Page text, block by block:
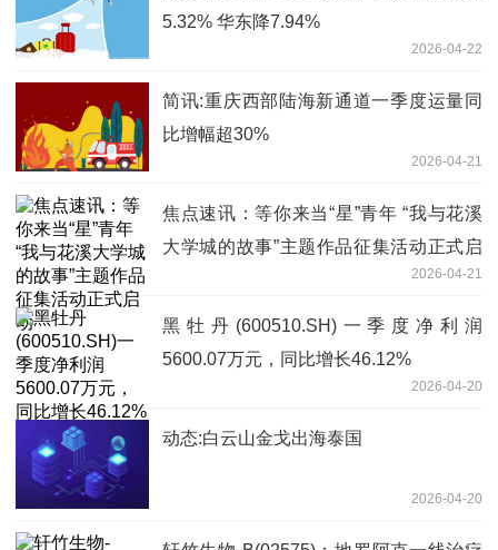
5.32% 华东降7.94%
2026-04-22
简讯:重庆西部陆海新通道一季度运量同
比增幅超30%
2026-04-21
焦点速讯：等你来当“星”青年 “我与花溪
大学城的故事”主题作品征集活动正式启
2026-04-21
黑牡丹(600510.SH)一季度净利润
5600.07万元，同比增长46.12%
2026-04-20
动态:白云山金戈出海泰国
2026-04-20